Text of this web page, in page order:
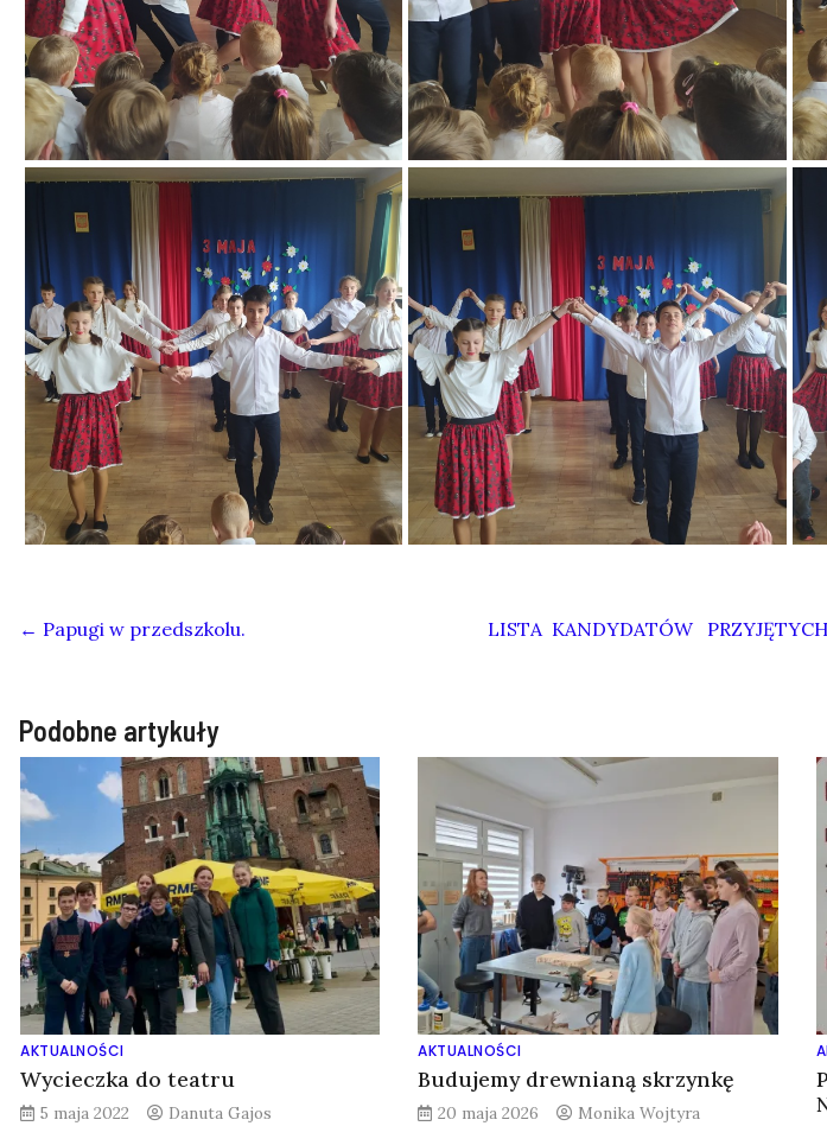
← Papugi w przedszkolu. LISTA KANDYDATÓW
Podobne artykuły
AKTUALNOŚCI
Wycieczka do teatru
5 maja 2022 Danuta Gajos
AKTUALNOŚCI
Budujemy drewnianą skrzynkę
20 maja 2026 Monika Wojtyra